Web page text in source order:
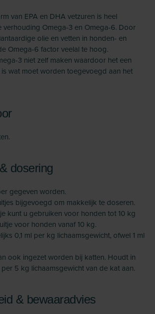
van EPA en DHA vetzuren is heel
verhouding Omega-3 en Omega-6. Door
olie en vetten in honden- en
Omega-6 factor veelal te hoog.
3 niet zelf maken waardoor het een
is wat moet worden toegevoegd aan het
dosering
gegeven worden.
bijgevoegd om makkelijk te doseren.
kunt u gebruiken voor honden tot 10 kg
voor honden vanaf 10 kg.
0,1 ml per kg lichaamsgewicht, ofwel 1 ml
ook ingezet worden bij katten. Houdt in
per 5 kg lichaamsgewicht van de kat aan.
& bewaaradvies